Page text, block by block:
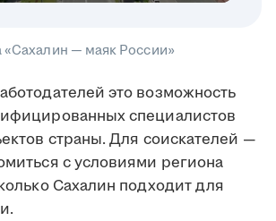
«Сахалин — маяк России»
это возможность
специалистов
страны. Для соискателей —
с условиями региона
Сахалин подходит для